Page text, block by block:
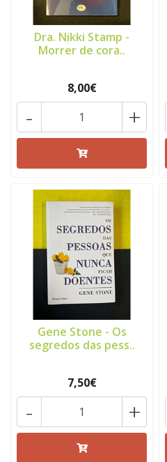
Dra. Nikki Stamp -
Morrer de cora..
8,00€
+
-
Gene Stone - Os
segredos das pess..
7,50€
+
-